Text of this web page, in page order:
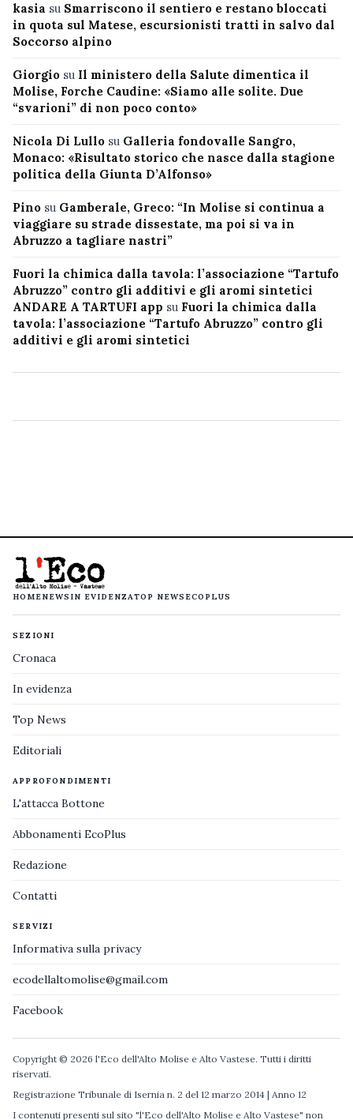
kasia su Smarriscono il sentiero e restano bloccati
in quota sul Matese, escursionisti tratti in salvo dal
Soccorso alpino
Giorgio su Il ministero della Salute dimentica il
Molise, Forche Caudine: «Siamo alle solite. Due
“svarioni” di non poco conto»
Nicola Di Lullo su Galleria fondovalle Sangro,
Monaco: «Risultato storico che nasce dalla stagione
politica della Giunta D’Alfonso»
Pino su Gamberale, Greco: “In Molise si continua a
viaggiare su strade dissestate, ma poi si va in
Abruzzo a tagliare nastri”
Fuori la chimica dalla tavola: l’associazione “Tartufo
Abruzzo” contro gli additivi e gli aromi sintetici
ANDARE A TARTUFI app su Fuori la chimica dalla
tavola: l’associazione “Tartufo Abruzzo” contro gli
additivi e gli aromi sintetici
HOMENEWS IN EVIDENZATOP NEWS ECOPLUS
SEZIONI
Cronaca
In evidenza
Top News
Editoriali
APPROFONDIMENTI
L'attacca Bottone
Abbonamenti EcoPlus
Redazione
Contatti
SERVIZI
Informativa sulla privacy
ecodellaltomolise@gmail.com
Facebook
Copyright © 2026 l'Eco dell'Alto Molise e Alto Vastese. Tutti i diritti
riservati.
Registrazione Tribunale di Isernia n. 2 del 12 marzo 2014 | Anno 12
I contenuti presenti sul sito "l'Eco dell'Alto Molise e Alto Vastese" non